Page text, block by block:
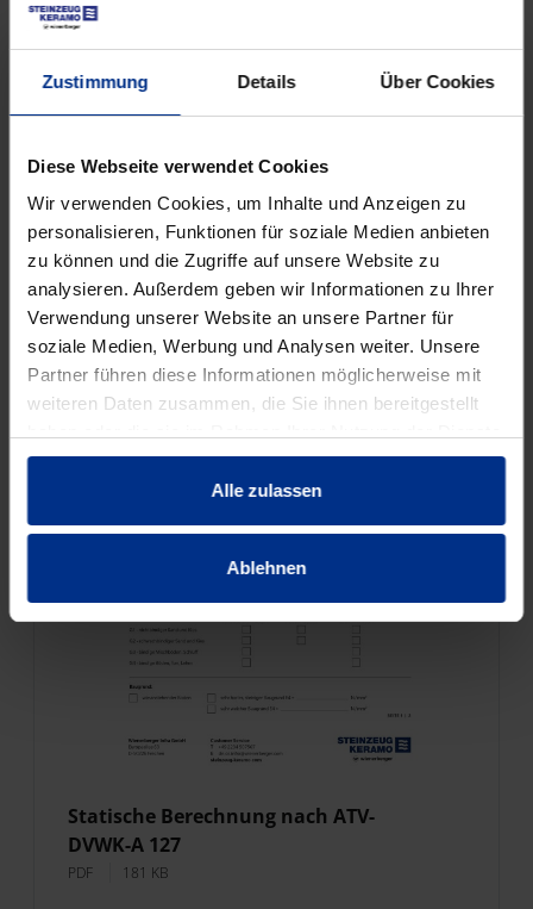
Zustimmung Details Über Cookies
Diese Webseite verwendet Cookies
Wir verwenden Cookies, um Inhalte und Anzeigen zu
personalisieren, Funktionen für soziale Medien anbieten
zu können und die Zugriffe auf unsere Website zu
analysieren. Außerdem geben wir Informationen zu Ihrer
Verwendung unserer Website an unsere Partner für
soziale Medien, Werbung und Analysen weiter. Unsere
Partner führen diese Informationen möglicherweise mit
weiteren Daten zusammen, die Sie ihnen bereitgestellt
gesammelt haben.
Alle zulassen
Ablehnen
KERA.Drive Technisches Handbuch
PDF 4 MB
Statische Berechnung nach ATV-
DVWK-A 127
PDF 181 KB